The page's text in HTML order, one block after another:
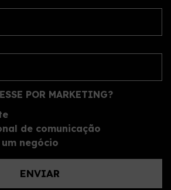
POR MARKETING?
de comunicação
negócio